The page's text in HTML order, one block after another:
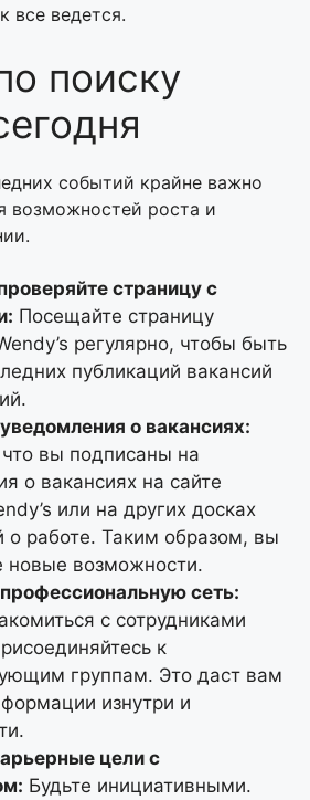
все ведется.
поиску
событий крайне важно
возможностей роста и
страницу с
Посещайте страницу
регулярно, чтобы быть
публикаций вакансий
о вакансиях:
вы подписаны на
о вакансиях на сайте
или на других досках
о работе. Таким образом, вы
новые возможности.
сеть:
с сотрудниками
к
группам. Это даст вам
изнутри и
цели с
Будьте инициативными.